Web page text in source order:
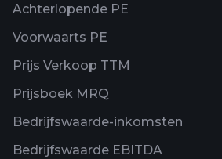
Achterlopende PE
Voorwaarts PE
Prijs Verkoop TTM
Prijsboek MRQ
Bedrijfswaarde-inkomsten
Bedrijfswaarde EBITDA